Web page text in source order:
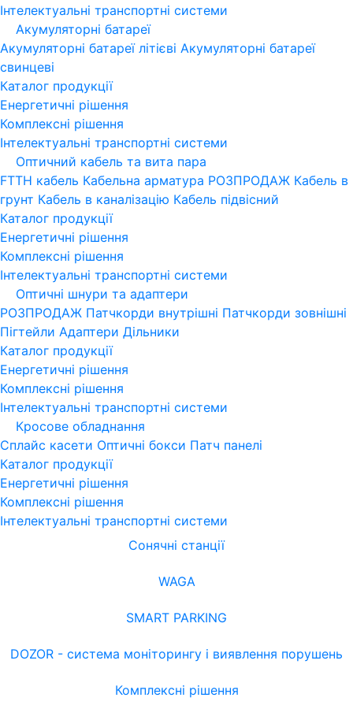
Інтелектуальні транспортні системи
Акумуляторні батареї
Акумуляторні батареї літієві Акумуляторні батареї
свинцеві
Каталог продукції
Енергетичні рішення
Комплексні рішення
Інтелектуальні транспортні системи
Оптичний кабель та вита пара
FTTH кабель Кабельна арматура РОЗПРОДАЖ Кабель в
грунт Кабель в каналізацію Кабель підвісний
Каталог продукції
Енергетичні рішення
Комплексні рішення
Інтелектуальні транспортні системи
Оптичні шнури та адаптери
РОЗПРОДАЖ Патчкорди внутрішні Патчкорди зовнішні
Пігтейли Адаптери Дільники
Каталог продукції
Енергетичні рішення
Комплексні рішення
Інтелектуальні транспортні системи
Кросове обладнання
Сплайс касети Оптичні бокси Патч панелі
Каталог продукції
Енергетичні рішення
Комплексні рішення
Інтелектуальні транспортні системи
Сонячні станції
WAGA
SMART PARKING
DOZOR - система моніторингу і виявлення порушень
Комплексні рішення